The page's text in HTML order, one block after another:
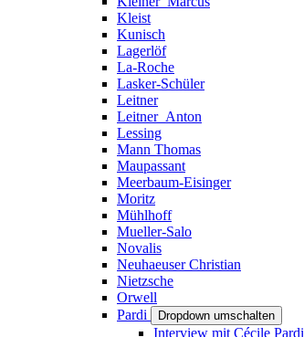
Kleist
Kunisch
Lagerlöf
La-Roche
Lasker-Schüler
Leitner
Leitner_Anton
Lessing
Mann Thomas
Maupassant
Meerbaum-Eisinger
Moritz
Mühlhoff
Mueller-Salo
Novalis
Neuhaeuser Christian
Nietzsche
Orwell
Pardi
Dropdown umschalten
Interview mit Cécile Pardi